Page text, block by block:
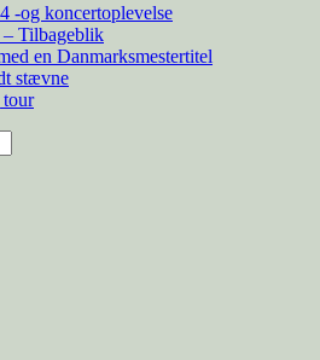
-og koncertoplevelse
– Tilbageblik
en Danmarksmestertitel
stævne